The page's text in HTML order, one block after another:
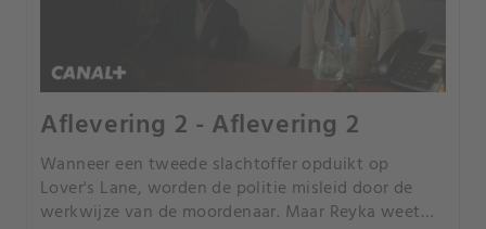
Aflevering 2 - Aflevering 2
Wanneer een tweede slachtoffer opduikt op
Lover's Lane, worden de politie misleid door de
werkwijze van de moordenaar. Maar Reyka weet